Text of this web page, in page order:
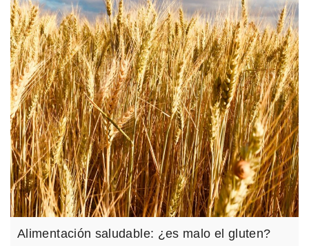
Alimentación saludable: ¿es malo el gluten?